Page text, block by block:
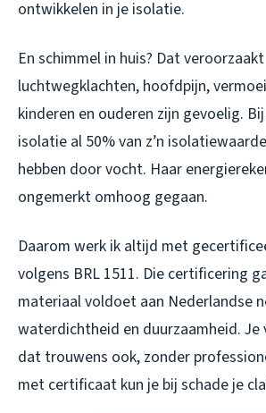
ontwikkelen in je isolatie.
En schimmel in huis? Dat veroorzaakt
luchtwegklachten, hoofdpijn,
kinderen en ouderen zijn gevoelig.
isolatie al 50% van z’n
hebben door vocht. Haar
ongemerkt omhoog gegaan.
Daarom werk ik altijd met
volgens BRL 1511. Die certificering
materiaal voldoet aan Nederlandse
waterdichtheid en duurzaamheid. Je
dat trouwens ook, zonder
met certificaat kun je bij schade je